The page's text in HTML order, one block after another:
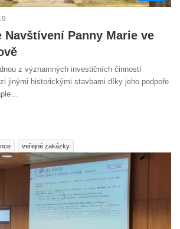
Navštívení Panny Marie ve
z významných investičních činností
jinými historickými stavbami díky jeho podpoře
veřejné zakázky